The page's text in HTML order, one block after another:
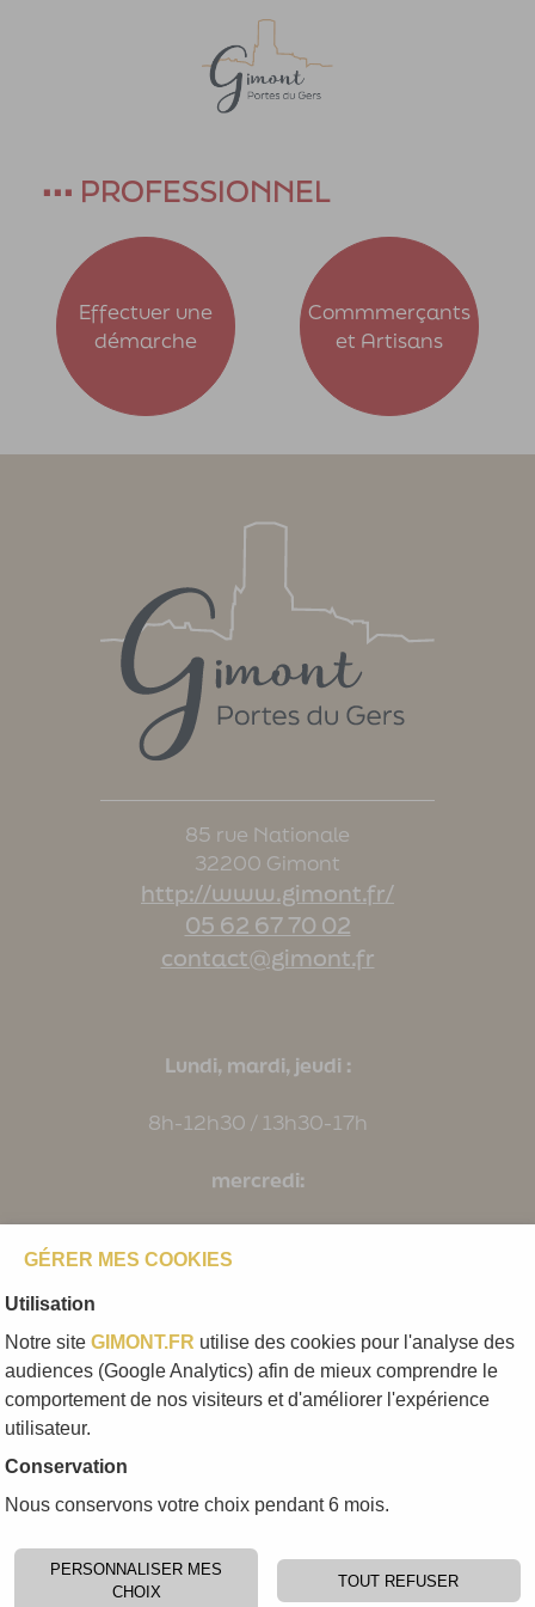
••• PROFESSIONNEL
Effectuer une
démarche
Commmerçants
et Artisans
85 rue Nationale
32200 Gimont
http://www.gimont.fr/
05 62 67 70 02
contact@gimont.fr
Lundi, mardi, jeudi :
8h-12h30 / 13h30-17h
mercredi:
8h-12h30 / 13h30-16h
Politique de confidentialité
GÉRER MES COOKIES
Utilisation
Notre siteGIMONT.FR utilise des cookies pour l'analyse des
audiences (Google Analytics) afin de mieux comprendre le
comportement de nos visiteurs et d'améliorer l'expérience
utilisateur.
Conservation
Nous conservons votre choix pendant 6 mois.
PERSONNALISER MES
CHOIX
TOUT REFUSER